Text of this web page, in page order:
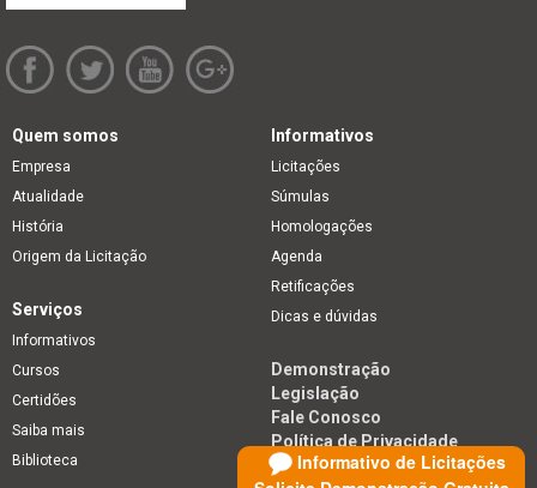
Informativo de Licitações
Quem somos
Empresa
Atualidade
História
Origem da Licitação
Informativos
Licitações
Súmulas
Homologações
Agenda
Retificações
Dicas e dúvidas
Serviços
Informativos
Cursos
Certidões
Saiba mais
Biblioteca
Demonstração
Legislação
Fale Conosco
Política de Privacidade